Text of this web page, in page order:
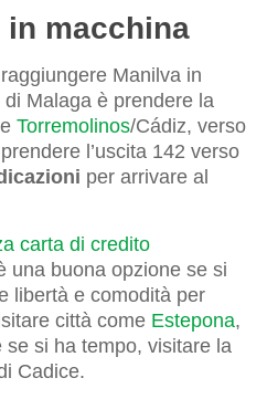
in macchina
Manilva in
di Malaga è prendere la
Torremolinos/Cádiz, verso
l’uscita 142 verso
per arrivare al
carta di credito
una buona opzione se si
libertà e comodità per
città come Estepona,
se si ha tempo, visitare la
Cadice.